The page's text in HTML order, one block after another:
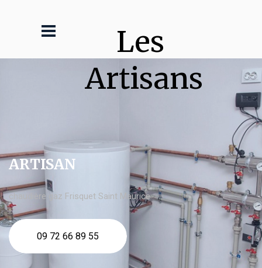
Les
Artisans
ARTISAN
chaudière gaz Frisquet Saint Maurice
09 72 66 89 55